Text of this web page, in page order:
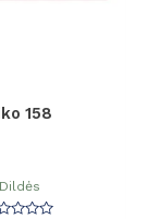
158
Dildės